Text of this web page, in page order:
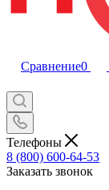
Сравнение0
Телефоны
8 (800) 600-64-53
Заказать звонок